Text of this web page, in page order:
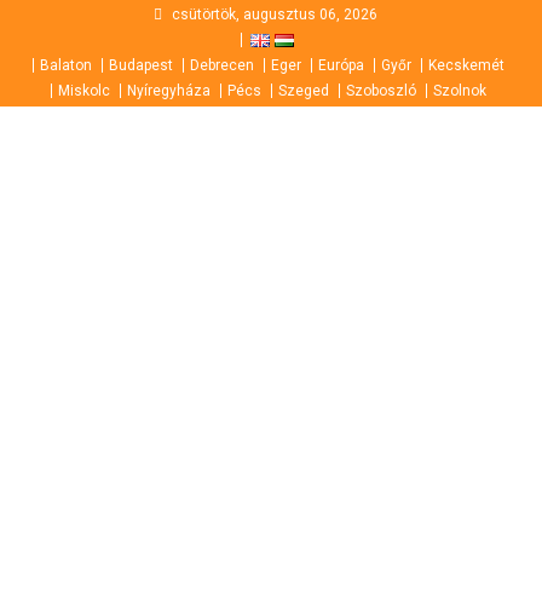
content
csütörtök, augusztus 06, 2026
Balaton Budapest Debrecen Eger Európa Győr
Kecskemét
Miskolc
Nyíregyháza Pécs Szeged Szoboszló Szolnok